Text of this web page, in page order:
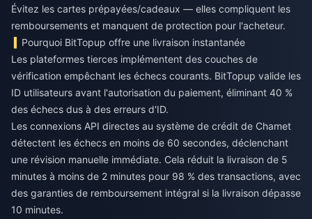
Évitez les cartes prépayées/cadeaux — elles compliquent les
remboursements et manquent de protection pour l'acheteur.
Pourquoi BitTopup offre une livraison instantanée
Les plateformes tierces implémentent des couches de
vérification empêchant les échecs courants. BitTopup valide les
ID utilisateurs avant l'autorisation du paiement, éliminant 40 %
des échecs dus à des erreurs d'ID.
Les connexions API directes au système de crédit de Chamet
détectent les échecs en moins de 60 secondes, déclenchant
une révision manuelle immédiate. Cela réduit la livraison de 5
minutes à moins de 2 minutes pour 98 % des transactions, avec
des garanties de remboursement intégral si la livraison dépasse
10 minutes.